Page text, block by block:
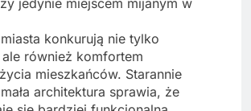
konkurują nie tylko
również komfortem
mieszkańców. Starannie
architektura sprawia, że